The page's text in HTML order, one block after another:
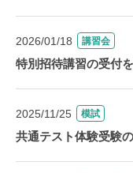
2026/01/18 講習会
特別招待講習の受付
2025/11/25 模試
共通テスト体験受験